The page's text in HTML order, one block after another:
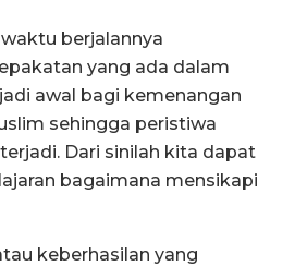
berjalannya
yang ada dalam
awal bagi kemenangan
sehingga peristiwa
Dari sinilah kita dapat
bagaimana mensikapi
keberhasilan yang